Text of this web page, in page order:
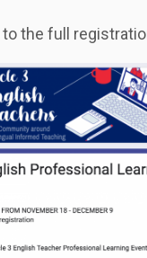
the full